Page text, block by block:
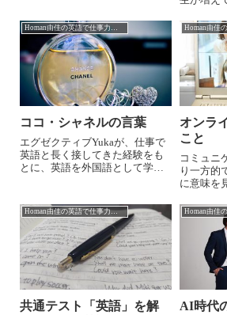
「語彙力」です。ただ、内容が
非日常的で、やや専門的だった
りすると、よく知っている単語
なのに違う意味で使...
短期留学
特に学部
の希望者
リカ渡航
が、少し
Homan由佳の英語で仕事力アップ
ココ・シャネルの言葉
エグゼクティブYukaが、仕事で
英語と長く接してきた経験をも
とに、英語を外国語として学ぶ
然なるままに書いています。＊
＊＊＊＊＊＊＊＊＊＊＊＊＊＊
＊＊＊＊＊＊＊最近、ほんの少
しの空き時間...
オンラ
こと
コミュニ
り一方的
に意味を
面授業こ
ョンが可
は多いと
ン授業に
とは限ら
き始めて
Homan由佳の英語で仕事力アップ
共通テスト「英語」を解
AI時代